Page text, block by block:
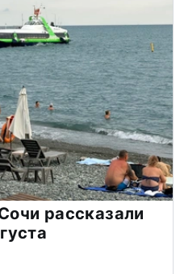
рассказали